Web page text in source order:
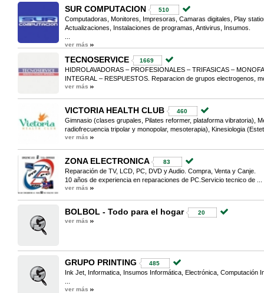
SUR COMPUTACION 510
Computadoras, Monitores, Impresoras, Camaras digitales, Play
Actualizaciones, Instalaciones de programas, Antivirus, Insumos.
ver más
TECNOSERVICE 1669
HIDROLAVADORAS – PROFESIONALES – TRIFASICAS –
INTEGRAL – RESPUESTOS. Reparacion de grupos electrogenos,
ver más
VICTORIA HEALTH CLUB 460
Gimnasio (clases grupales, Pilates reformer, plataforma vibratoria),
radiofrecuencia tripolar y monopolar, mesoterapia), Kinesiologia
ver más
ZONA ELECTRONICA 83
Reparación de TV, LCD, PC, DVD y Audio. Compra, Venta y Canje.
10 años de experiencia en reparaciones de PC.Servicio tecnico de ...
ver más
BOLBOL - Todo para el hogar
20
ver más
GRUPO PRINTING 485
Ink Jet, Informatica, Insumos Informática, Electrónica, Computación
ver más